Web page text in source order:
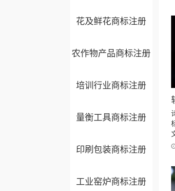
花及鲜花商标注册
农作物产品商标注册
培训行业商标注册
量衡工具商标注册
印刷包装商标注册
工业窑炉商标注册